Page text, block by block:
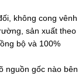
không cong vênh
sản xuất theo
bộ và 100%
nguồn gốc nào bên